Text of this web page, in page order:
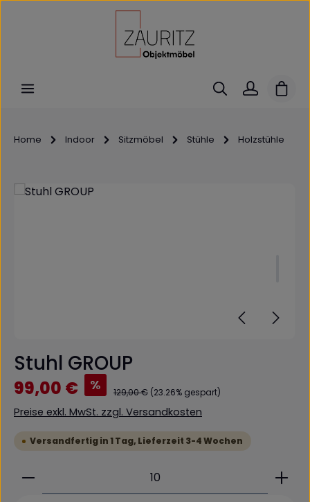
Zum Hauptinhalt springen
Home Indoor Sitzmöbel Stühle Holzstühle
Bildergalerie überspringen
Stuhl GROUP
Verkaufspreis:
99,00 € % Regulärer Preis:
129,00 € (23.26% gespart)
Preise exkl. MwSt. zzgl. Versandkosten
Versandfertig in 1 Tag, Lieferzeit 3-4 Wochen
Produkt Anzahl: Gib den gewünschten Wert